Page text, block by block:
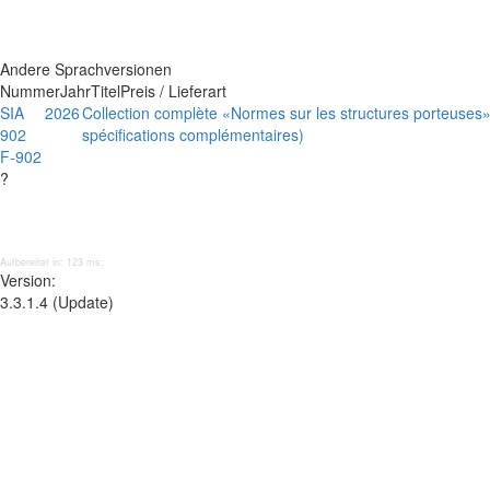
Andere Sprachversionen
NummerJahrTitelPreis / Lieferart
SIA
902
F-902
?
2026Collection complète «Normes sur les structures
spécifications complémentaires)
Aufbereitet in: 123 ms;
Version:
3.3.1.4 (Update)